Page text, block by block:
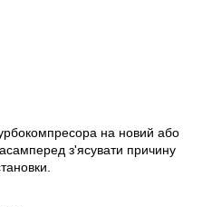
на новий або
з'ясувати причину